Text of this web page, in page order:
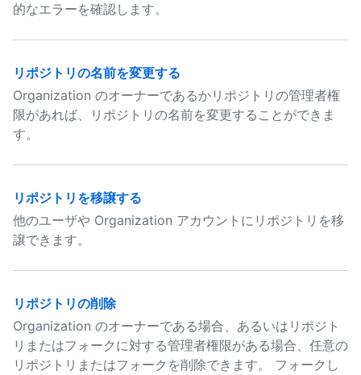
的なエラーを確認します。
リポジトリの名前を変更する
Organization のオーナーであるかリポジトリの管理者権
限があれば、リポジトリの名前を変更することができま
す。
リポジトリを移譲する
他のユーザや Organization アカウントにリポジトリを移
譲できます。
リポジトリの削除
Organization のオーナーである場合、あるいはリポジト
リまたはフォークに対する管理者権限がある場合、任意の
リポジトリまたはフォークを削除できます。 フォークし